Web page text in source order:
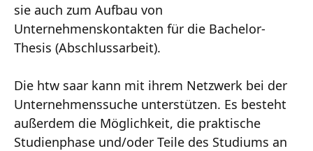
sie auch zum Aufbau von
Unternehmenskontakten für die Bachelor-
Thesis (Abschlussarbeit).
Die htw saar kann mit ihrem Netzwerk bei der
Unternehmenssuche unterstützen. Es besteht
außerdem die Möglichkeit, die praktische
Studienphase und/oder Teile des Studiums an